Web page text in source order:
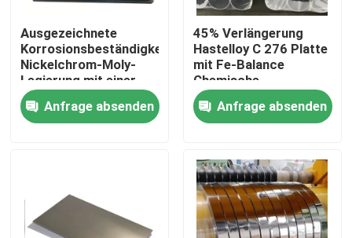
Haus
Über uns
Ausgezeichnete
Korrosionsbeständigkeit
Nickelchrom-Moly-
Legierung mit einer
Dichte von 8,89 G/cm3
Anfrage absenden
45% Verlängerung
Hastelloy C 276 Platte
mit Fe-Balance
Chemische
Zusammensetzung
Anfrage absenden